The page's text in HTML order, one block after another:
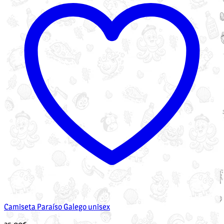
Camiseta Paraíso Galego unisex